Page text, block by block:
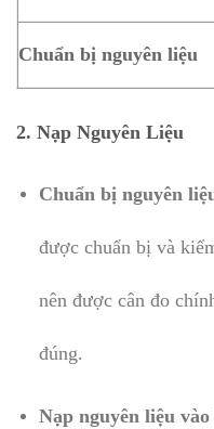
Chuẩn bị nguyên liệu
2. Nạp Nguyên Liệu
Chuẩn bị nguyên
được chuẩn bị và
nên được cân đo
đúng.
Nạp nguyên liệu vào